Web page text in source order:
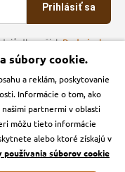
Prihlásiť sa
dle našichPodmínek
súbory cookie.
a reklám, poskytovanie
Informácie o tom, ako
partnermi v oblasti
môžu tieto informácie
alebo ktoré získajú v
používania súborov cookie